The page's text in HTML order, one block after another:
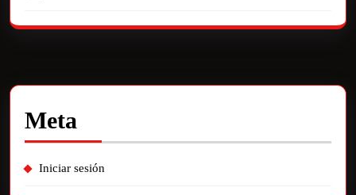
Meta
Iniciar sesión